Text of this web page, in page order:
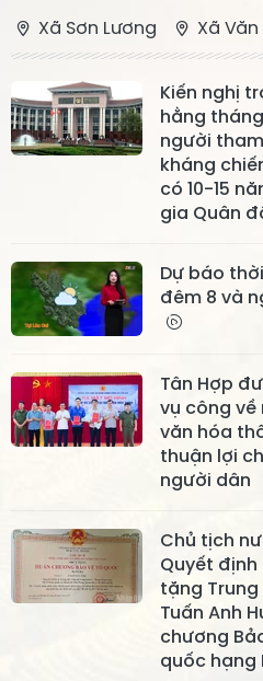
Xã Sơn Lương
Xã
Bằng La
Xã
Xã Nghĩa Tâm
Xã
Hạ
Xã Lâm
Cuông
Xã
Xã Mậu A
Xã Mỏ Vàng
Xã Lục Yên
Xã Tân
Xã Phúc
Xã Yên Thành
Xã
Xã Yên Bình
Xã Bảo
Xã
Khánh
Kiến nghị
hằng
người
kháng
có 10-15
gia Quân
Dự báo
đêm 8 và
Tân Hợp
vụ công về
văn hóa
thuận lợi
người dân
Chủ tịch
Quyết định
tặng Trung
Tuấn Anh
chương
quốc hạng